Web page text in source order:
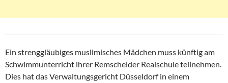
Ein strenggläubiges muslimisches Mädchen muss künftig am
Schwimmunterricht ihrer Remscheider Realschule teilnehmen.
Dies hat das Verwaltungsgericht Düsseldorf in einem